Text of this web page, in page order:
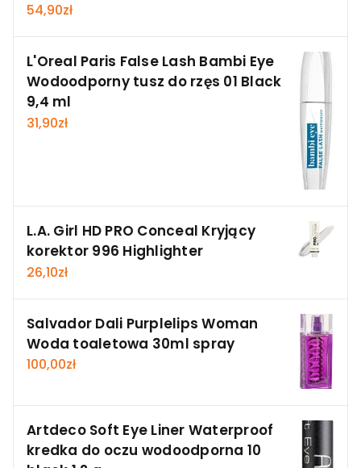
54,90zł
L'Oreal Paris False Lash Bambi Eye
Wodoodporny tusz do rzęs 01 Black
9,4 ml
31,90zł
L.A. Girl HD PRO Conceal Kryjący
korektor 996 Highlighter
26,10zł
Salvador Dali Purplelips Woman
Woda toaletowa 30ml spray
100,00zł
Artdeco Soft Eye Liner Waterproof
kredka do oczu wodoodporna 10